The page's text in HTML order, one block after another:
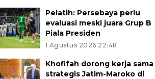
Pelatih: Persebaya perlu
evaluasi meski juara Grup B
Piala Presiden
1 Agustus 2026 22:48
Khofifah dorong kerja sama
strategis Jatim-Maroko di